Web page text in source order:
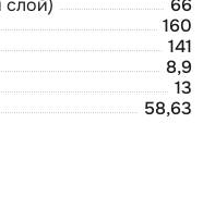
слой)
66
160
141
8,9
13
58,63